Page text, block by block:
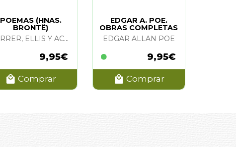
POEMAS (HNAS.
BRONTË)
CURRER, ELLIS Y ACTON BELL (HERMANAS BRONTË)
9,95€
Comprar
EDGAR A. POE.
OBRAS COMPLETAS
VOL. 3
EDGAR ALLAN POE
9,95€
Comprar